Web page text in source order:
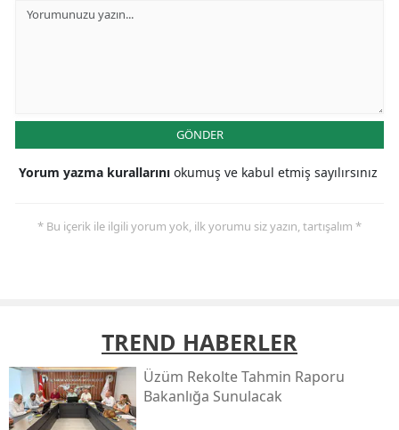
GÖNDER
Yorum yazma kurallarını okumuş ve kabul etmiş sayılırsınız
* Bu içerik ile ilgili yorum yok, ilk yorumu siz yazın, tartışalım *
TREND HABERLER
Üzüm Rekolte Tahmin Raporu
Bakanlığa Sunulacak